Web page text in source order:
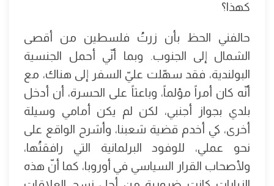
كهذا؟
حالفني الحظ بأن زرتُ فلسطين من أقصى
الشمال إلى الجنوب. وبما أنّي أحمل الجنسية
البولندية، فقد سهّلت عليّ السفر إلى هناك، مع
أنّه كان أمراً مؤلماً، وباعثاً على الحسرة، أن أدخل
بلدي بجواز أجنبي، لكن لم يكن أمامي وسيلة
أخرى، كي أخدم قضية شعبنا، وأشرح الواقع على
نحو عملي، للوفود البرلمانية التي رافقتُها،
ولأصحاب القرار السياسي في أوروبا، كما أنّ هذه